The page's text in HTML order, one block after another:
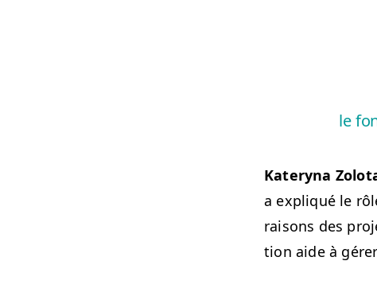
le
Katery­na
a expliqué le
raisons des
tion aide à